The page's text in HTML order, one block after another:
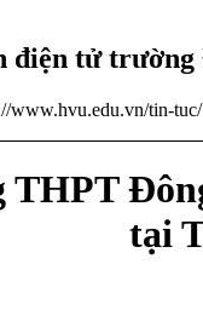
điện tử
www.hvu.edu.vn/tin-
THPT
tại